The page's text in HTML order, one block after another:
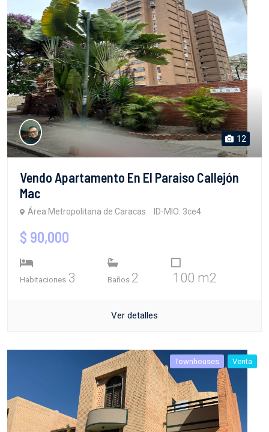
12
Vendo Apartamento En El Paraiso Callejón
Mac
Área Metropolitana de Caracas ID-MIO: 3ce4
$ 90,000
Habitaciones 3 Baños 2 100 m2
Ver detalles
Townhouses Venta